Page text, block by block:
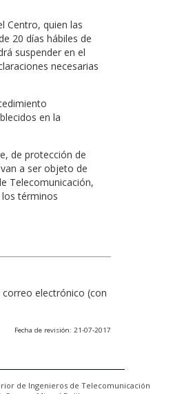
Centro, quien las
20 días hábiles de
suspender en el
necesarias
en la
de protección de
a ser objeto de
Telecomunicación,
términos
electrónico (con
Fecha de revisión: 21-07-2017
de Ingenieros de Telecomunicación